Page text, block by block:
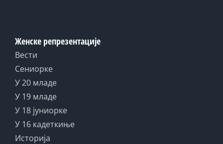
Женске репрезентације
Вести
Сениорке
У 20 младе
У 19 младе
У 18 јуниорке
У 16 кадеткиње
Историја